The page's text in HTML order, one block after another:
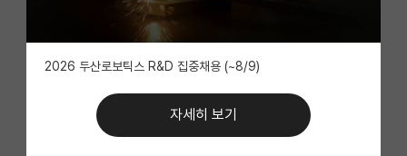
IF 명예의전당
자유 게시판(아무개랩)
미국 유학 게시판
미국 대학원 합격 후기 게시판
2026 두산로보틱스 R&D 집중채용 (~8/9)
자세히 보기